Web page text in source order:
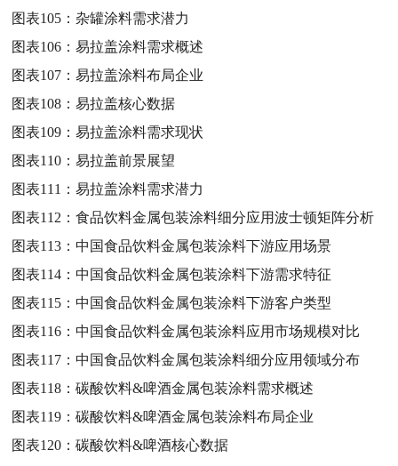
图表105：杂罐涂料需求潜力
图表106：易拉盖涂料需求概述
图表107：易拉盖涂料布局企业
图表108：易拉盖核心数据
图表109：易拉盖涂料需求现状
图表110：易拉盖前景展望
图表111：易拉盖涂料需求潜力
图表112：食品饮料金属包装涂料细分应用波士顿矩阵分析
图表113：中国食品饮料金属包装涂料下游应用场景
图表114：中国食品饮料金属包装涂料下游需求特征
图表115：中国食品饮料金属包装涂料下游客户类型
图表116：中国食品饮料金属包装涂料应用市场规模对比
图表117：中国食品饮料金属包装涂料细分应用领域分布
图表118：碳酸饮料&啤酒金属包装涂料需求概述
图表119：碳酸饮料&啤酒金属包装涂料布局企业
图表120：碳酸饮料&啤酒核心数据